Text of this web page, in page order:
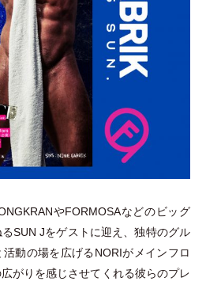
やFORMOSAなどのビッグ
SUN Jをゲストに迎え、独特のグル
動の場を広げるNORIがメインフロ
がりを感じさせてくれる彼らのプレ